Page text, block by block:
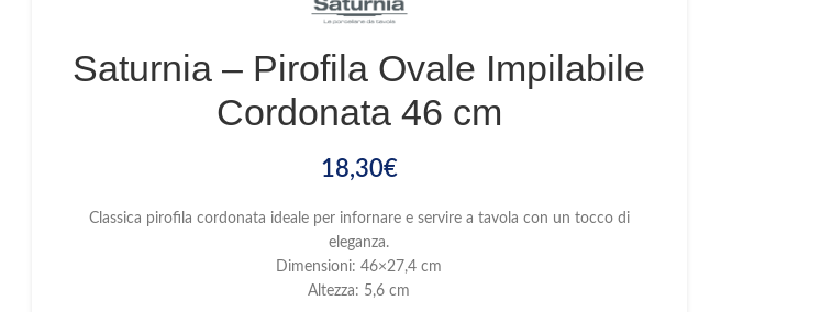
Saturnia – Pirofila Ovale Impilabile
Cordonata 46 cm
18,30€
Classica pirofila cordonata ideale per infornare e servire a tavola con un tocco di
eleganza.
Dimensioni: 46×27,4 cm
Altezza: 5,6 cm